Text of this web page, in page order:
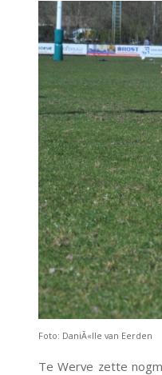
Foto: DaniÃ«lle van Eerden
Te Werve zette